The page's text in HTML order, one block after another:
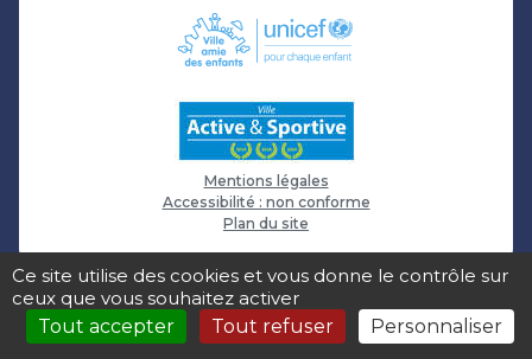
Mentions légales
Accessibilité : non conforme
Plan du site
Ce site utilise des cookies et vous donne le contrôle sur
ceux que vous souhaitez activer
Tout accepter
Tout refuser Personnaliser